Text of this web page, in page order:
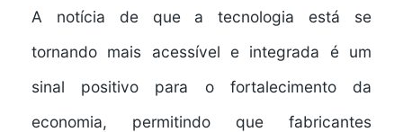
A notícia de que a tecnologia está se
tornando mais acessível e integrada é um
sinal positivo para o fortalecimento da
economia, permitindo que fabricantes